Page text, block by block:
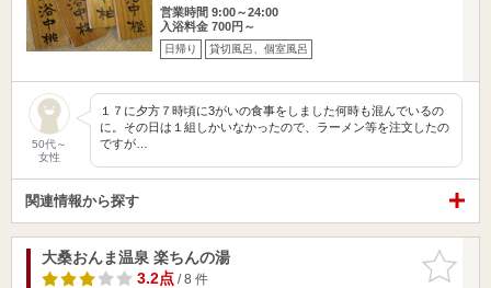
営業時間 9:00～24:00
入浴料金 700円～
日帰り 貸切風呂、個室風呂
50代～
女性
１７に夕方７時頃に3がいの食事をしました何時も混んでいるの
に。その日は１組しかいなかったので、ラーメン等を注文したの
ですが…
関連情報から探す
お気に入
りに追加
大桑おんま温泉 楽ちんの湯
3.2点/ 8 件